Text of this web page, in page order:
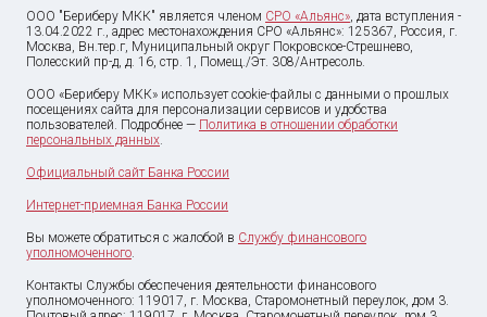
ООО "Бериберу МКК" является членом СРО «Альянс», дата вступления -
13.04.2022 г., адрес местонахождения СРО «Альянс»: 125367, Россия, г.
Москва, Вн.тер.г, Муниципальный округ Покровское-Стрешнево,
Полесский пр-д, д. 16, стр. 1, Помещ./Эт. 308/Антресоль.
ООО «Бериберу МКК» использует cookie-файлы с данными о прошлых
посещениях сайта для персонализации сервисов и удобства
пользователей. Подробнее — Политика в отношении обработки
персональных данных.
Официальный сайт Банка России
Интернет-приемная Банка России
Вы можете обратиться с жалобой в Службу финансового
уполномоченного.
Контакты Службы обеспечения деятельности финансового
уполномоченного: 119017, г. Москва, Старомонетный переулок, дом 3.